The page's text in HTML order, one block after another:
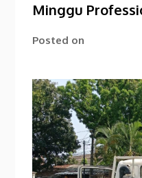
Minggu
Posted on